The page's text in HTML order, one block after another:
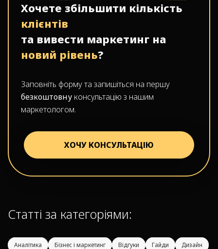
Хочете збільшити кількість
клієнтів
та вивести маркетинг на
новий рівень?
Заповніть форму та запишіться на першу
безкоштовну консультацію з нашим
маркетологом.
ХОЧУ КОНСУЛЬТАЦІЮ
Статті за категоріями:
Аналітика Бізнес і маркетинг Відгуки Гайди Дизайн